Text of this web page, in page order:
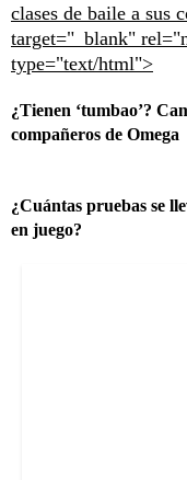
clases de baile a sus
target="_blank"
type="text/html">
¿Tienen ‘tumbao’?
compañeros de Omega
¿Cuántas pruebas se
en juego?